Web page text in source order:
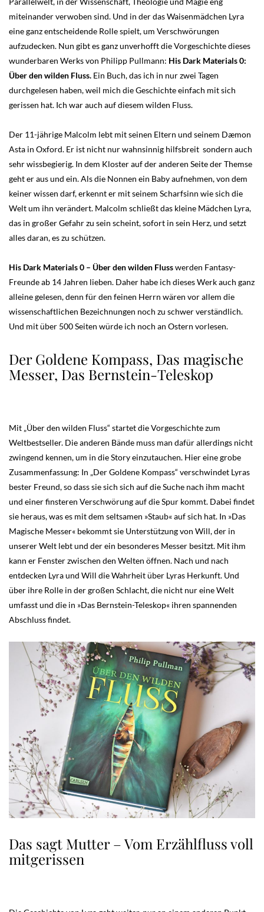
miteinander verwoben sind. Und in der das Waisenmädchen Lyra
eine ganz entscheidende Rolle spielt, um Verschwörungen
aufzudecken. Nun gibt es ganz unverhofft die Vorgeschichte dieses
wunderbaren Werks von Philipp Pullmann: His Dark Materials 0:
Über den wilden Fluss. Ein Buch, das ich in nur zwei Tagen
durchgelesen haben, weil mich die Geschichte einfach mit sich
gerissen hat. Ich war auch auf diesem wilden Fluss.
Der 11-jährige Malcolm lebt mit seinen Eltern und seinem Dæmon
Asta in Oxford. Er ist nicht nur wahnsinnig hilfsbreit sondern auch
sehr wissbegierig. In dem Kloster auf der anderen Seite der Themse
geht er aus und ein. Als die Nonnen ein Baby aufnehmen, von dem
keiner wissen darf, erkennt er mit seinem Scharfsinn wie sich die
Welt um ihn verändert. Malcolm schließt das kleine Mädchen Lyra,
das in großer Gefahr zu sein scheint, sofort in sein Herz, und setzt
alles daran, es zu schützen.
His Dark Materials 0 – Über den wilden Flusswerden Fantasy-
Freunde ab 14 Jahren lieben. Daher habe ich dieses Werk auch ganz
alleine gelesen, denn für den feinen Herrn wären vor allem die
wissenschaftlichen Bezeichnungen noch zu schwer verständlich.
Und mit über 500 Seiten würde ich noch an Ostern vorlesen.
Der Goldene Kompass, Das magische
Messer, Das Bernstein-Teleskop
Mit „Über den wilden Fluss“ startet die Vorgeschichte zum
Weltbestseller. Die anderen Bände muss man dafür allerdings nicht
zwingend kennen, um in die Story einzutauchen. Hier eine grobe
Zusammenfassung: In „Der Goldene Kompass“ verschwindet Lyras
bester Freund, so dass sie sich sich auf die Suche nach ihm macht
und einer finsteren Verschwörung auf die Spur kommt. Dabei findet
sie heraus, was es mit dem seltsamen »Staub« auf sich hat. In »Das
Magische Messer« bekommt sie Unterstützung von Will, der in
unserer Welt lebt und der ein besonderes Messer besitzt. Mit ihm
kann er Fenster zwischen den Welten öffnen. Nach und nach
entdecken Lyra und Will die Wahrheit über Lyras Herkunft. Und
über ihre Rolle in der großen Schlacht, die nicht nur eine Welt
umfasst und die in »Das Bernstein-Teleskop« ihren spannenden
Abschluss findet.
Das sagt Mutter – Vom Erzählfluss voll
mitgerissen